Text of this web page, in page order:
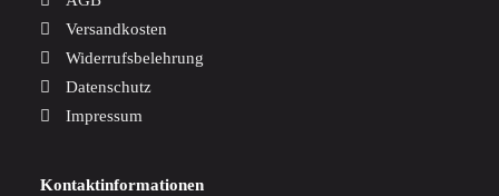
Versandkosten
Widerrufsbelehrung
Datenschutz
Impressum
Kontaktinformationen